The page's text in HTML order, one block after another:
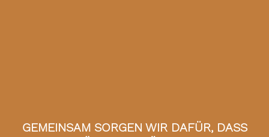
GEMEINSAM SORGEN WIR DAFÜR, DASS